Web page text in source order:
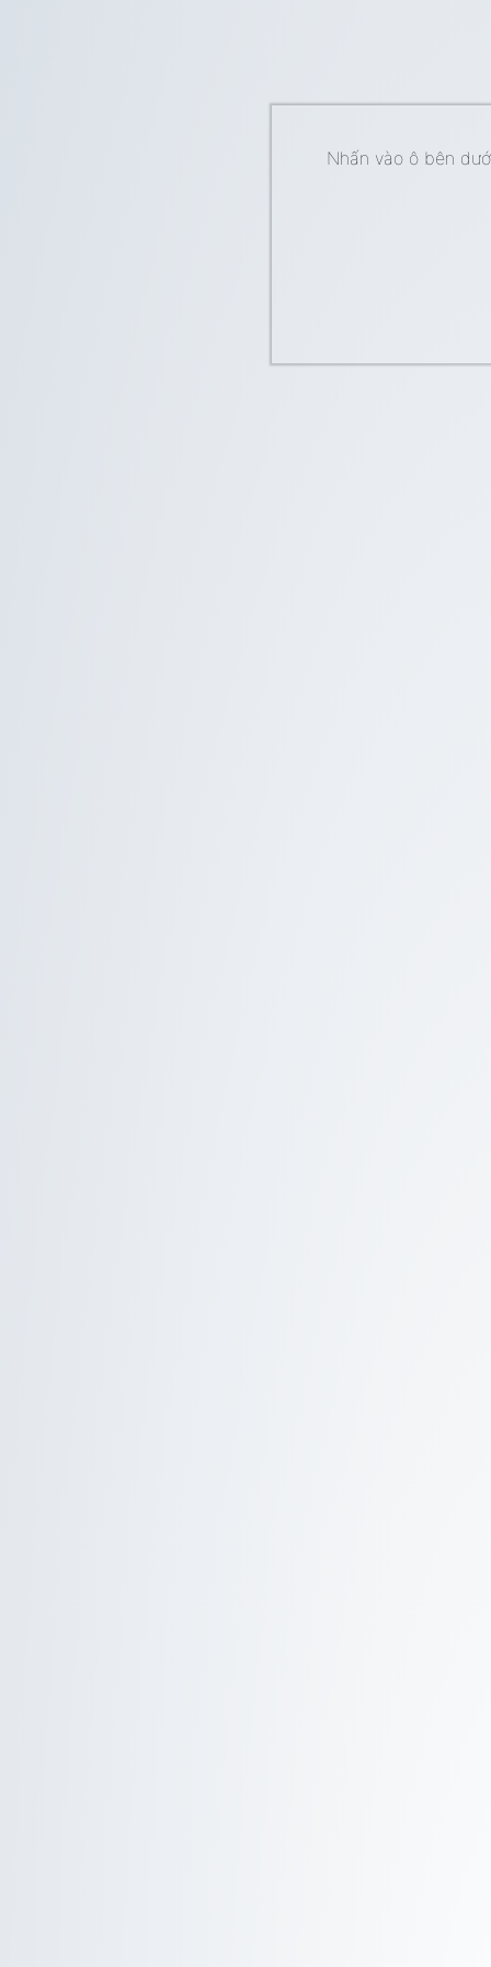
Nhấn vào ô bên